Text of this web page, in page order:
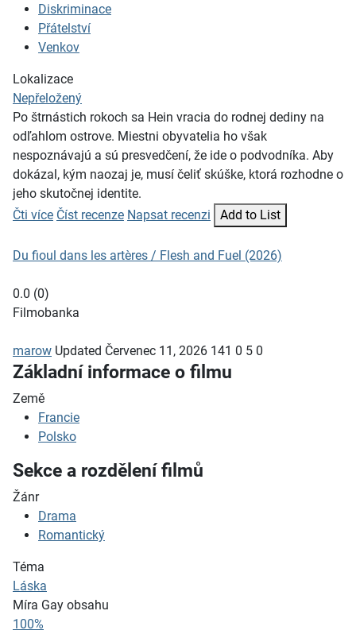
Diskriminace
Přátelství
Venkov
Lokalizace
Nepřeložený
Po štrnástich rokoch sa Hein vracia do rodnej dediny na
odľahlom ostrove. Miestni obyvatelia ho však
nespoznávajú a sú presvedčení, že ide o podvodníka. Aby
dokázal, kým naozaj je, musí čeliť skúške, ktorá rozhodne o
jeho skutočnej identite.
Čti více Číst recenze Napsat recenzi Add to List
Du fioul dans les artères / Flesh and Fuel (2026)
0.0 (0)
Filmobanka
marow Updated Červenec 11, 2026 141 0 5 0
Základní informace o filmu
Země
Francie
Polsko
Sekce a rozdělení filmů
Žánr
Drama
Romantický
Téma
Láska
Míra Gay obsahu
100%